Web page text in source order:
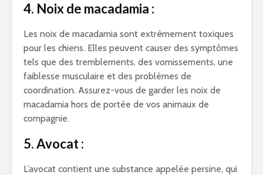
4. Noix de macadamia :
Les noix de macadamia sont extrêmement toxiques
pour les chiens. Elles peuvent causer des symptômes
tels que des tremblements, des vomissements, une
faiblesse musculaire et des problèmes de
coordination. Assurez-vous de garder les noix de
macadamia hors de portée de vos animaux de
compagnie.
5. Avocat :
L’avocat contient une substance appelée persine, qui